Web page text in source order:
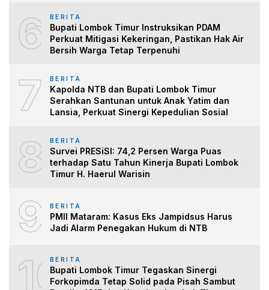
6 BERITA
Bupati Lombok Timur Instruksikan PDAM
Perkuat Mitigasi Kekeringan, Pastikan Hak Air
Bersih Warga Tetap Terpenuhi
7 BERITA
Kapolda NTB dan Bupati Lombok Timur
Serahkan Santunan untuk Anak Yatim dan
Lansia, Perkuat Sinergi Kepedulian Sosial
8 BERITA
Survei PRESiSI: 74,2 Persen Warga Puas
terhadap Satu Tahun Kinerja Bupati Lombok
Timur H. Haerul Warisin
9 BERITA
PMII Mataram: Kasus Eks Jampidsus Harus
Jadi Alarm Penegakan Hukum di NTB
10BERITA
Bupati Lombok Timur Tegaskan Sinergi
Forkopimda Tetap Solid pada Pisah Sambut